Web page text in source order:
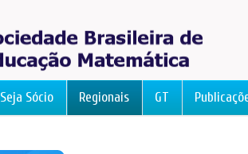
Seja Sócio Regionais GT